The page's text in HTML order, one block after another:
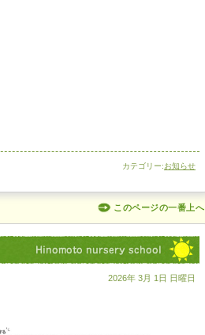
カテゴリー:お知らせ
このページの一番上へ
2026年 3月 1日 日曜日